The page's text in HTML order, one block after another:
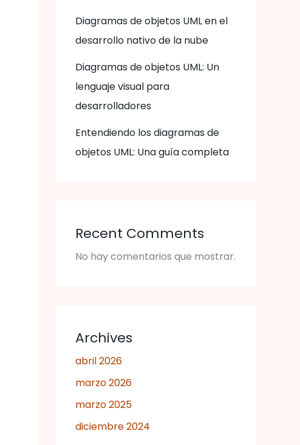
Diagramas de objetos UML en el
desarrollo nativo de la nube
Diagramas de objetos UML: Un
lenguaje visual para
desarrolladores
Entendiendo los diagramas de
objetos UML: Una guía completa
Recent Comments
No hay comentarios que mostrar.
Archives
abril 2026
marzo 2026
marzo 2025
diciembre 2024